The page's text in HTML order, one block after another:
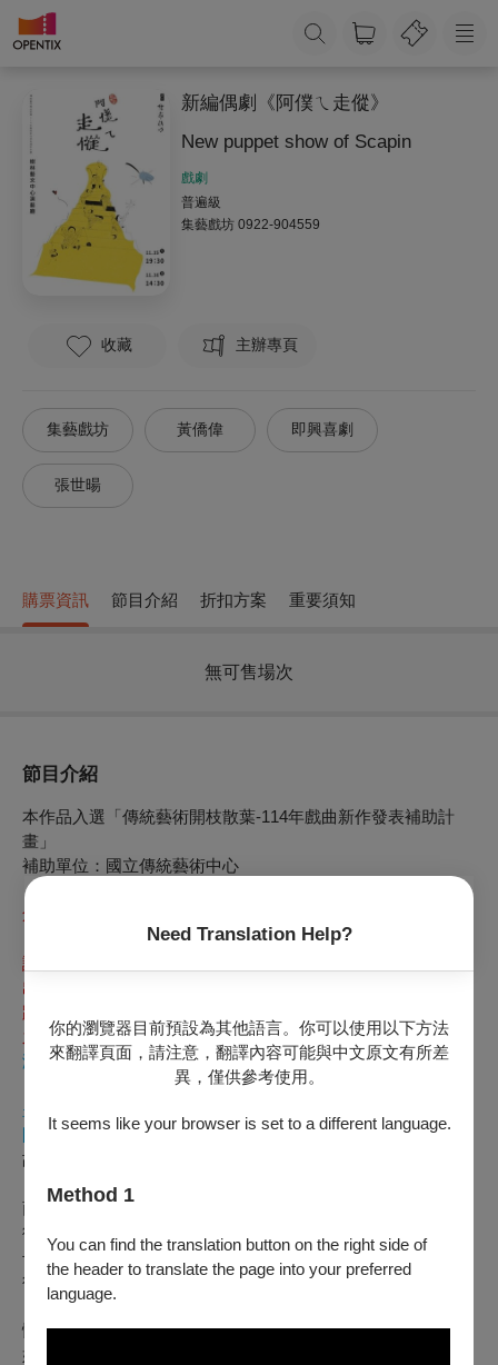
Need Translation Help?
你的瀏覽器目前預設為其他語言。你可以使用以下方法
來翻譯頁面，請注意，翻譯內容可能與中文原文有所差
異，僅供參考使用。
It seems like your browser is set to a different language.
Method 1
You can find the translation button on the right side of
the header to translate the page into your preferred
language.
新編偶劇《阿僕ㄟ走傱》
New puppet show of Scapin
戲劇
普遍級
集藝戲坊 0922-904559
收藏 主辦專頁
集藝戲坊 黃僑偉 即興喜劇
張世暘
購票資訊 節目介紹 折扣方案 重要須知
無可售場次
節目介紹
本作品入選「傳統藝術開枝散葉-114年戲曲新作發表補助計
畫」
補助單位：國立傳統藝術中心
創作說明：
本劇以法國著名喜劇劇作家莫里哀的經典作品《司卡班的
詭計》為基礎，結合臺灣傳統布袋戲的美學與表演特色，打造
出一部獨具風格的當代偶劇作品。我們希望透過這次跨文化、
跨時空的藝術對話，重新詮釋這部經典喜劇，並在傳統與現代
之間找到新的可能性。
演出特色：
劇中以臺灣罕見的布袋戲「獨腳戲」（Solo）方式為基礎，
呈現獨特的製作與表演魅力，強調主演黃僑偉與角色司卡班之
間的緊密聯繫，並帶領觀眾體驗傳統偶戲與現代劇場的交融。
故事大綱：
1867年，英國商人約翰‧陶德在艋舺設立寶順洋行，與臺灣
商人李春生合作推廣茶葉，卻因地方糾紛轉往大稻埕發展。陶
德的夥伴柯爾與怡和洋行代理巴聖蟠‧愛利士交情甚篤，兩家
子女情同手足。因外銷事業赴美之際，陶德托僕人阿僕照顧洋
行與兒子布達爾。
愛利士之子畢思得知父親將安排與柯爾之女的聯姻，心生恐
慌，因他早已與所愛碧瑞秀私下成婚。布達爾也愛上了貧女金
好欣，為助她還債避免被賣，亦求助於阿僕。